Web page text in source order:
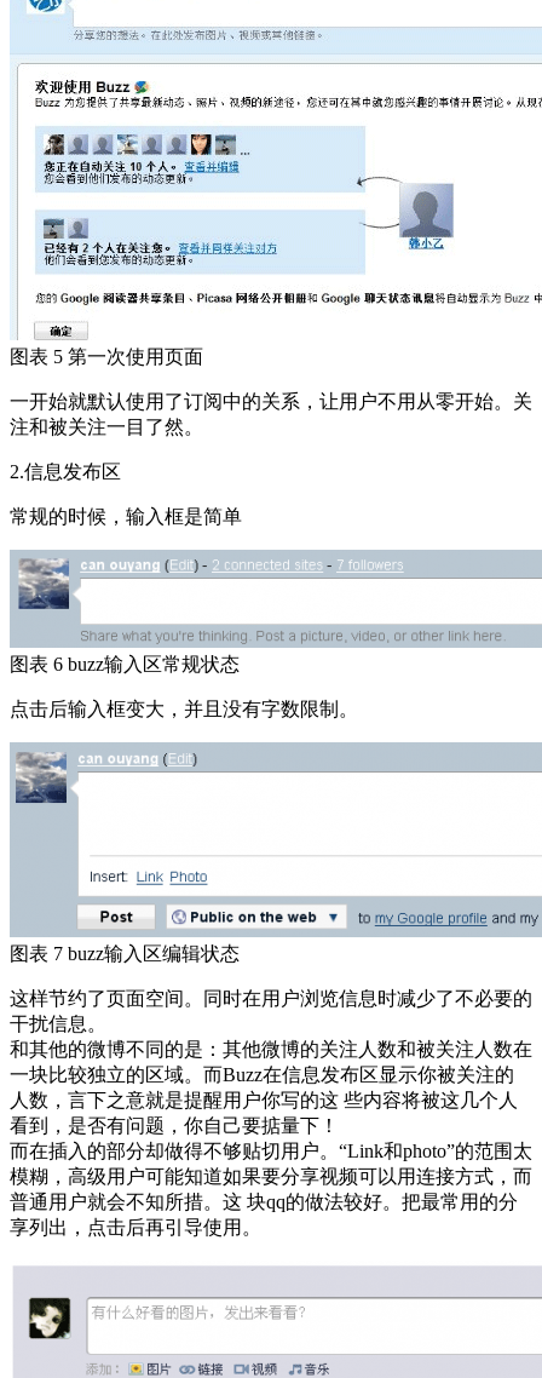
图表 5 第一次使用页面
一开始就默认使用了订阅中的关系，让用户不用从零开始。关
注和被关注一目了然。
2.信息发布区
常规的时候，输入框是简单
图表 6 buzz输入区常规状态
点击后输入框变大，并且没有字数限制。
图表 7 buzz输入区编辑状态
这样节约了页面空间。同时在用户浏览信息时减少了不必要的
干扰信息。
和其他的微博不同的是：其他微博的关注人数和被关注人数在
一块比较独立的区域。而Buzz在信息发布区显示你被关注的
人数，言下之意就是提醒用户你写的这 些内容将被这几个人
看到，是否有问题，你自己要掂量下！
而在插入的部分却做得不够贴切用户。“Link和photo”的范围太
模糊，高级用户可能知道如果要分享视频可以用连接方式，而
普通用户就会不知所措。这 块qq的做法较好。把最常用的分
享列出，点击后再引导使用。